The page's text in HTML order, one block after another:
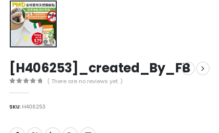
[H406253]_created_By_FB
( There are no reviews yet. )
SKU: H406253